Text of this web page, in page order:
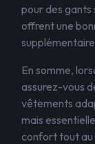
pour des gants
offrent une
En somme,
assurez-vous
vêtements
mais
confort tout au